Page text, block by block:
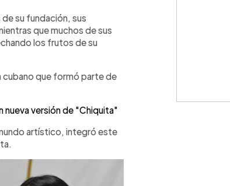
su fundación, sus
que muchos de sus
los frutos de su
cubano que formó parte de
nueva versión de "Chiquita"
artístico, integró este